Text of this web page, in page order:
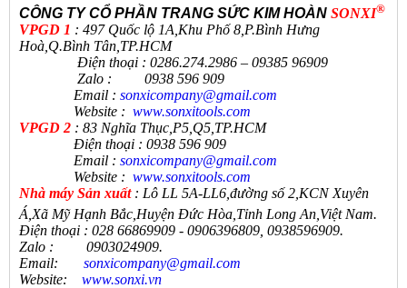
CÔNG TY CỔ PHẦN TRANG SỨC KIM HOÀN SONXI®
VPGD 1 : 497 Quốc lộ 1A,Khu Phố 8,P.Bình Hưng
Hoà,Q.Bình Tân,TP.HCM
Điện thoại : 0286.274.2986 – 09385 96909
Zalo : 0938 596 909
Email : sonxicompany@gmail.com
Website : www.sonxitools.com
VPGD 2 : 83 Nghĩa Thục,P5,Q5,TP.HCM
Điện thoại : 0938 596 909
Email : sonxicompany@gmail.com
Website : www.sonxitools.com
Nhà máy Sản xuất : Lô LL 5A-LL6,đường số 2,KCN Xuyên
Á,Xã Mỹ Hạnh Bắc,Huyện Đức Hòa,Tỉnh Long An,Việt Nam.
Điện thoại : 028 66869909 - 0906396809, 0938596909.
Zalo : 0903024909.
Email:
sonxicompany@gmail.com
Website:
www.sonxi.vn